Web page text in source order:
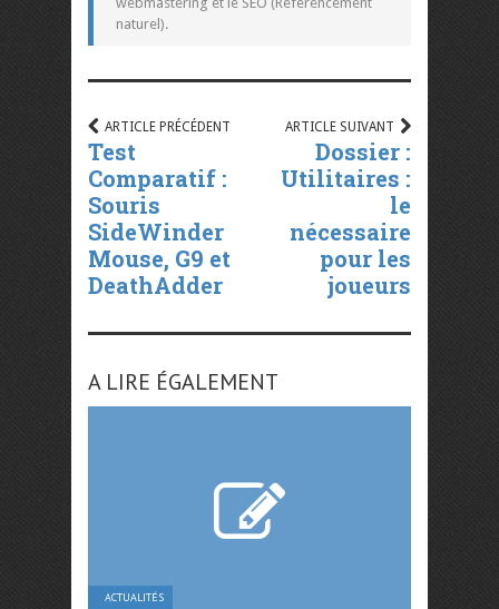
naturel).
ARTICLE PRÉCÉDENT
Test
Comparatif :
Souris
SideWinder
Mouse, G9 et
DeathAdder
ARTICLE SUIVANT
Dossier :
Utilitaires :
le
nécessaire
pour les
joueurs
A LIRE ÉGALEMENT
ACTUALITÉS